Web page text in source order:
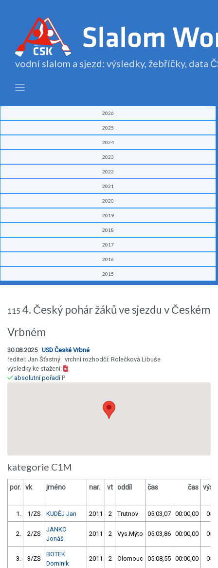
vodní slalom a sjezd: výsledky, žebříčky, data
2026
2025
2024
2023
2022
2021
2020
2019
2018
2017
2016
2015
115 4. Český pohár žáků ve sjezdu v Českém
Vrbném
30.08.2025 USD České Vrbné
ředitel: Jan Šťastný vrchní rozhodčí: Rolečková Libuše
výsledky ke stažení:
absolutní pořadíP
kategorie C1M
por. vk jméno nar. vt oddíl čas čas
1. 1/ZS KUDĚJ Jan 2011 2 Trutnov 05:03,07 00:00,00
2. 2/ZS
JANKO
Jonáš
2011 2 Vys.Mýto 05:03,86 00:00,00
3. 3/ZS
BOTEK
Dominik
2011 2 Olomouc 05:08,55 00:00,00